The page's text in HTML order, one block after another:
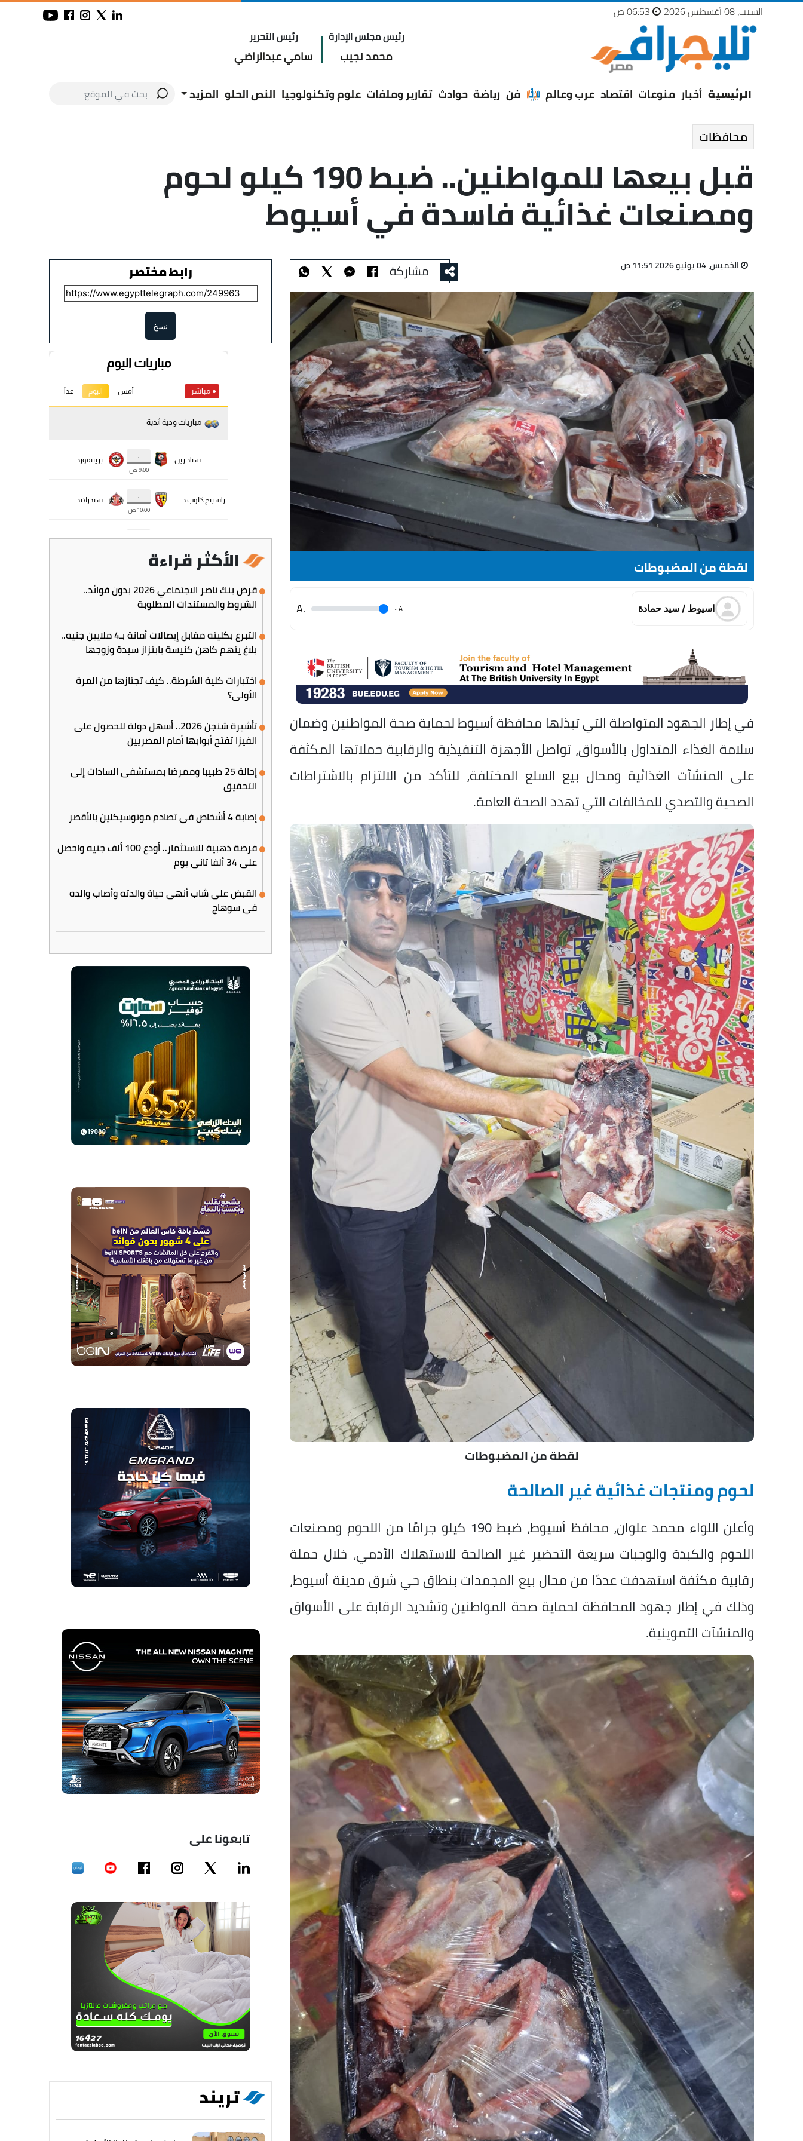
السبت، 08 أغسطس 2026
رئيس مجلس الإدارة
محمد نجيب
رئيس التحرير
سامي عبدالراضي
الرئيسية أخبار منوعات اقتصاد عرب وعالم فن رياضة حوادث تقارير وملفات علوم وتكنولوجيا النص الحلو المزيد
محافظات
قبل بيعها للمواطنين.. ضبط 190 كيلو لحوم
ومصنعات غذائية فاسدة في أسيوط
الخميس، 04 يونيو 2026 11:51 ص مشاركة
لقطة من المضبوطات
اسيوط / سيد حمادة A
.
.A
في إطار الجهود المتواصلة التي تبذلها محافظة أسيوط لحماية صحة المواطنين وضمان
سلامة الغذاء المتداول بالأسواق، تواصل الأجهزة التنفيذية والرقابية حملاتها المكثفة
على المنشآت الغذائية ومحال بيع السلع المختلفة، للتأكد من الالتزام بالاشتراطات
الصحية والتصدي للمخالفات التي تهدد الصحة العامة.
لقطة من المضبوطات
لحوم ومنتجات غذائية غير الصالحة
وأعلن اللواء محمد علوان، محافظ أسيوط، ضبط 190 كيلو جرامًا من اللحوم ومصنعات
اللحوم والكبدة والوجبات سريعة التحضير غير الصالحة للاستهلاك الآدمي، خلال حملة
رقابية مكثفة استهدفت عددًا من محال بيع المجمدات بنطاق حي شرق مدينة أسيوط،
وذلك في إطار جهود المحافظة لحماية صحة المواطنين وتشديد الرقابة على الأسواق
والمنشآت التموينية.
رابط مختصر
نسخ
الأكثر قراءة
قرض بنك ناصر الاجتماعي 2026 بدون فوائد..
الشروط والمستندات المطلوبة
التبرع بكليته مقابل إيصالات أمانة بـ4 ملايين جنيه..
بلاغ يتهم كاهن كنيسة بابتزاز سيدة وزوجها
اختبارات كلية الشرطة.. كيف تجتازها من المرة
الأولى؟
تأشيرة شنجن 2026.. أسهل دولة للحصول على
الفيزا تفتح أبوابها أمام المصريين
إحالة 25 طبيبا وممرضا بمستشفى السادات إلى
التحقيق
إصابة 4 أشخاص في تصادم موتوسيكلين بالأقصر
فرصة ذهبية للاستثمار.. أودع 100 ألف جنيه واحصل
على 34 ألفا تاني يوم
القبض على شاب أنهى حياة والدته وأصاب والده
في سوهاج
تابعونا على
تريند